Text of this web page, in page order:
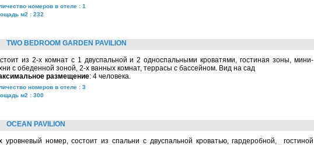
номеров в отеле : 1
м2 : 232
TWO BEDROOM GARDEN PAVILION
из 2-х комнат с 1 двуспальной и 2 односпальными кроватями, гостиная зоны, мини-
с обеденной зоной, 2-х ванных комнат, террасы с бассейном. Вид на сад
размещение: 4 человека.
номеров в отеле : 3
м2 : 300
OCEAN PAVILION
уровневый номер, состоит из спальни с двуспальной кроватью, гардеробной, гостиной